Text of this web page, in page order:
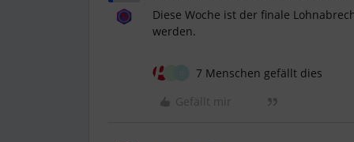
Diese Woche ist der finale
werden.
7 Menschen gefällt dies
Gefällt mir